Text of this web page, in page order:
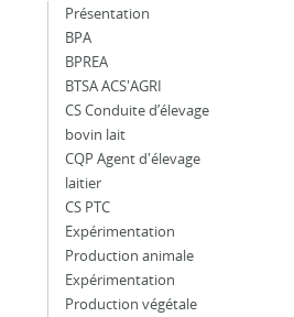
Présentation
BPA
BPREA
BTSA ACS'AGRI
CS Conduite d’élevage
bovin lait
CQP Agent d'élevage
laitier
CS PTC
Expérimentation
Production animale
Expérimentation
Production végétale